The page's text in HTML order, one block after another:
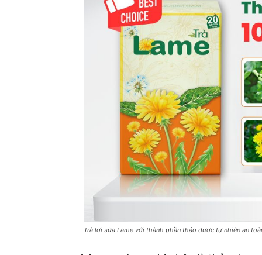
Trà lợi sữa Lame với thành phần thảo dược tự nhiên an